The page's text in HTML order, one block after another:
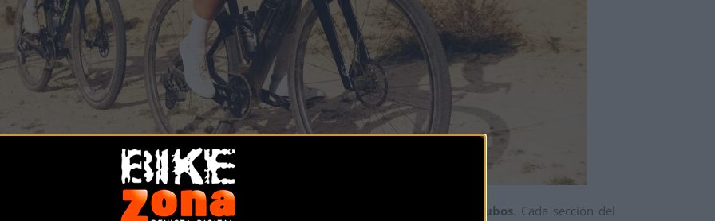
de investigación y desarrollo evaluó más de 130 variaciones de perfiles de tubos. Cada sección del